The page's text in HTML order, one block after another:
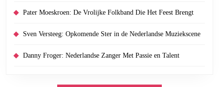
Pater Moeskroen: De Vrolijke Folkband Die Het Feest Brengt
Sven Versteeg: Opkomende Ster in de Nederlandse Muziekscene
Danny Froger: Nederlandse Zanger Met Passie en Talent